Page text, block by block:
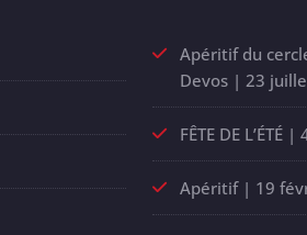
Apéritif du
Devos | 23
FÊTE DE L’ÉTÉ
Apéritif | 19